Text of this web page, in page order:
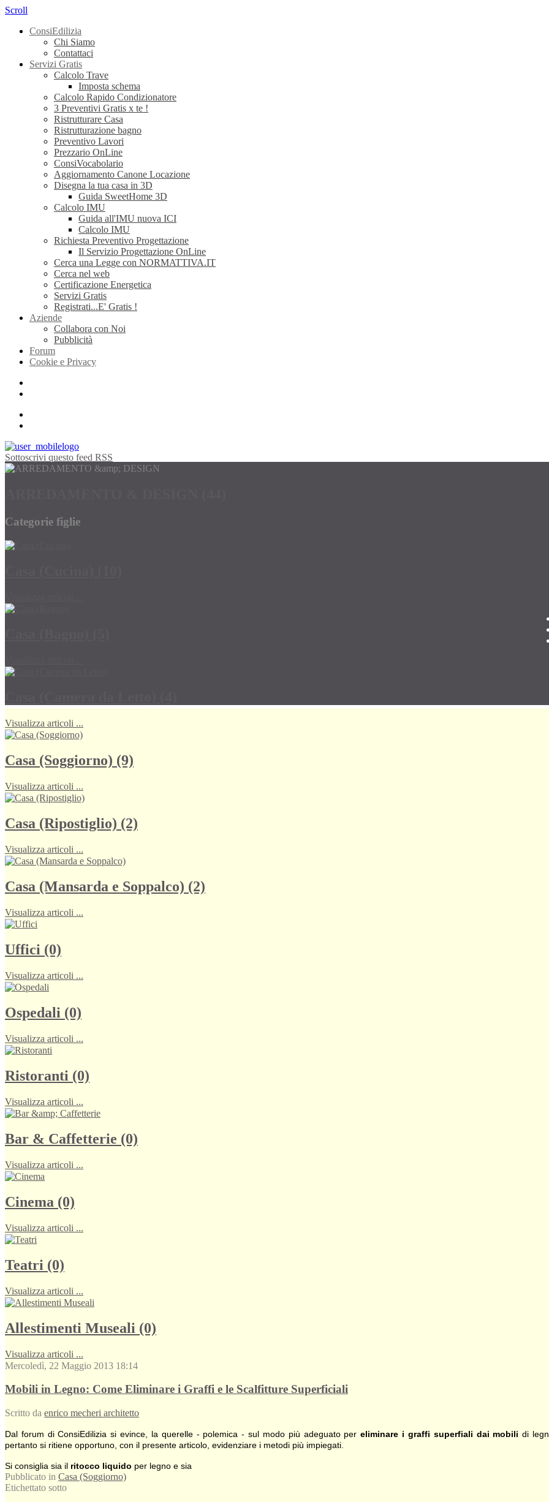
Scroll
ConsiEdilizia
Chi Siamo
Contattaci
Servizi Gratis
Calcolo Trave
Imposta schema
Calcolo Rapido Condizionatore
3 Preventivi Gratis x te !
Ristrutturare Casa
Ristrutturazione bagno
Preventivo Lavori
Prezzario OnLine
ConsiVocabolario
Aggiornamento Canone Locazione
Disegna la tua casa in 3D
Guida SweetHome 3D
Calcolo IMU
Guida all'IMU nuova ICI
Calcolo IMU
Richiesta Preventivo Progettazione
Il Servizio Progettazione OnLine
Cerca una Legge con NORMATTIVA.IT
Cerca nel web
Certificazione Energetica
Servizi Gratis
Registrati...E' Gratis !
Aziende
Collabora con Noi
Pubblicità
Forum
Cookie e Privacy
Sottoscrivi questo feed RSS
Categorie figlie
Visualizza articoli ...
Casa (Soggiorno) (9)
Visualizza articoli ...
Casa (Ripostiglio) (2)
Visualizza articoli ...
Casa (Mansarda e Soppalco) (2)
Visualizza articoli ...
Uffici (0)
Visualizza articoli ...
Ospedali (0)
Visualizza articoli ...
Ristoranti (0)
Visualizza articoli ...
Bar & Caffetterie (0)
Visualizza articoli ...
Cinema (0)
Visualizza articoli ...
Teatri (0)
Visualizza articoli ...
Allestimenti Museali (0)
Visualizza articoli ...
Mercoledì, 22 Maggio 2013 18:14
Mobili in Legno: Come Eliminare i Graffi e le Scalfitture Superficiali
Scritto da enrico mecheri architetto
Dal forum di ConsiEdilizia si evince, la querelle - polemica - sul modo più adeguato pereliminare i graffi superfiali dai mobili di
pertanto si ritiene opportuno, con il presente articolo, evidenziare i metodi più impiegati.
Si consiglia sia il ritocco liquido per legno e sia
Pubblicato in Casa (Soggiorno)
Etichettato sotto